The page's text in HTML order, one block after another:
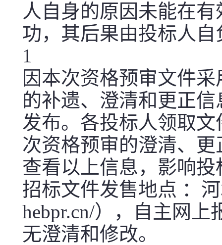
人自身的原因未能在
功，其后果由投标人自
1
因本次资格预审文件
的补遗、澄清和更正
发布。各投标人领取
次资格预审的澄清、
查看以上信息，影响
招标文件发售地点 ：
hebpr.cn/），自主网
无澄清和修改。